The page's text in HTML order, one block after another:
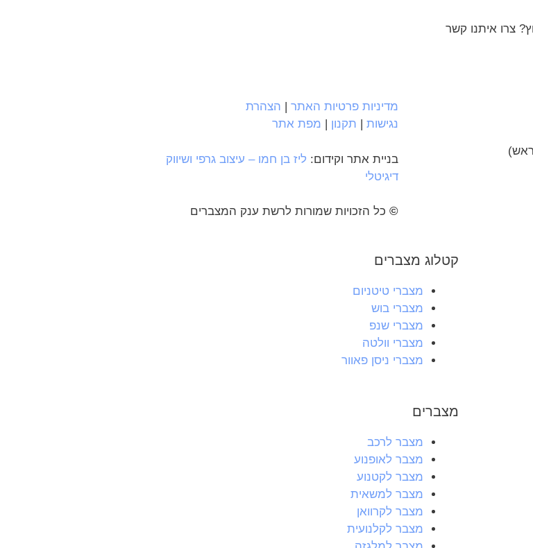
צרו איתנו קשר
מדיניות פרטיות האתר| הצהרת
נגישות| תקנון מפת אתר
בניית אתר וקידום: ליז בן חמו – עיצוב גרפי ושיווק
דיגיטלי
© כל הזכויות שמורות לרשת ענק המצברים
קטלוג מצברים
מצברי טיטניום
מצברי בוש
מצברי שנפ
מצברי וולטה
מצברי ניסן פאוור
מצברים
מצבר לרכב
מצבר לאופנוע
מצבר לקטנוע
מצבר למשאית
מצבר לקרוואן
מצבר לקלנועית